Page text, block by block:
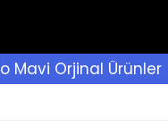
Mavi Orjinal Ürünler